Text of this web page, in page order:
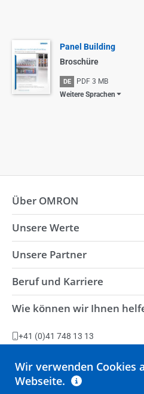
Panel Building
Broschüre
DE PDF 3 MB
Weitere Sprachen
Über OMRON
Unternehmensgrundsätze von
Weltweite Präsenz
Umweltpolitik
Lieferbedingungen
Erklärung zur Verhinderung von
Retourenabwicklung
Unsere Werte
Vision
Strength
Automation Center
Produktionsanlagen
Unsere Partner
Innovationspartner
Beruf und Karriere
Stellenangebote
Wie können wir Ihnen
+41 (0)41 748 13 13
Alle Kontaktmöglichkeiten
Wir verwenden Cookies
Webseite.